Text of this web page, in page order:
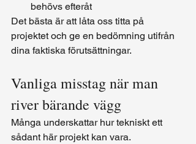
behövs efteråt
Det bästa är att låta oss titta på
projektet och ge en bedömning utifrån
dina faktiska förutsättningar.
Vanliga misstag när man
river bärande vägg
Många underskattar hur tekniskt ett
sådant här projekt kan vara.